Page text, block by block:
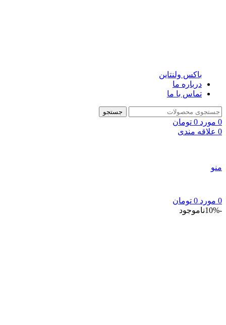
باکس ولنتاین
درباره ما
تماس با ما
جستجو
0 مورد 0 تومان
0 علاقه مندی
منو
0 مورد 0 تومان
-10%
ناموجود